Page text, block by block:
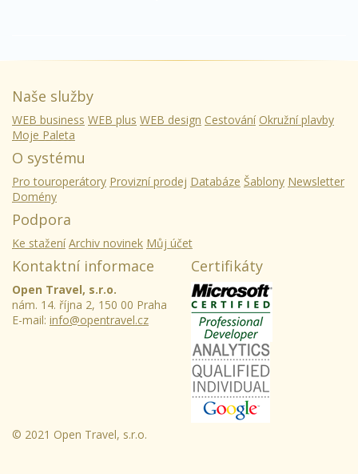
Naše služby
WEB business WEB plus WEB design Cestování Okružní plavby
Moje Paleta
O systému
Pro touroperátory Provizní prodej Databáze Šablony Newsletter
Domény
Podpora
Ke stažení Archiv novinek Můj účet
Kontaktní informace
Open Travel, s.r.o.
nám. 14. října 2, 150 00 Praha
E-mail: info@opentravel.cz
Certifikáty
© 2021 Open Travel, s.r.o.